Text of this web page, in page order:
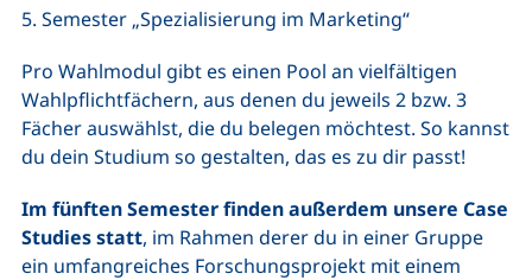
5. Semester „Spezialisierung im Marketing“
Pro Wahlmodul gibt es einen Pool an vielfältigen
Wahlpflichtfächern, aus denen du jeweils 2 bzw. 3
Fächer auswählst, die du belegen möchtest. So kannst
du dein Studium so gestalten, das es zu dir passt!
Im fünften Semester finden außerdem unsere Case
Studies statt, im Rahmen derer du in einer Gruppe
ein umfangreiches Forschungsprojekt mit einem